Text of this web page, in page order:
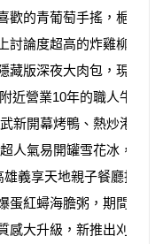
歡的青葡萄手搖，梔茉
討論度超高的炸雞柳，
藏版深夜大肉包，現蒸
近營業10年的職人牛肉
新開幕烤鴨、熱炒港點
人氣易開罐雪花冰，夏
雄義享天地親子餐廳推薦
蛋紅蟳海膽粥，期間限定
感大升級，新推出刈包